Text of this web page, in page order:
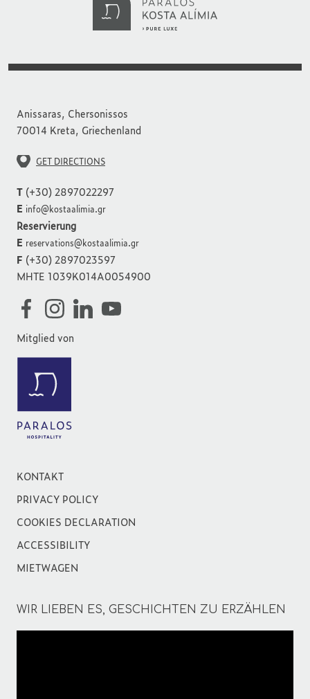
Anissaras, Chersonissos
70014 Kreta, Griechenland
GET DIRECTIONS
T (+30) 2897022297
E info@kostaalimia.gr
Reservierung
E reservations@kostaalimia.gr
F (+30) 2897023597
MHTE 1039K014A0054900
Mitglied von
KONTAKT
PRIVACY POLICY
COOKIES DECLARATION
ACCESSIBILITY
MIETWAGEN
WIR LIEBEN ES, GESCHICHTEN ZU ERZÄHLEN